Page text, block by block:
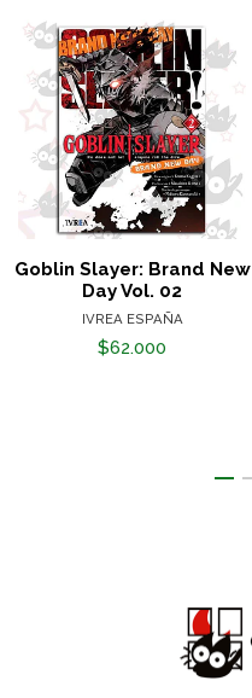
Goblin Slayer: Brand New
Day Vol. 02
IVREA ESPAÑA
$62.000